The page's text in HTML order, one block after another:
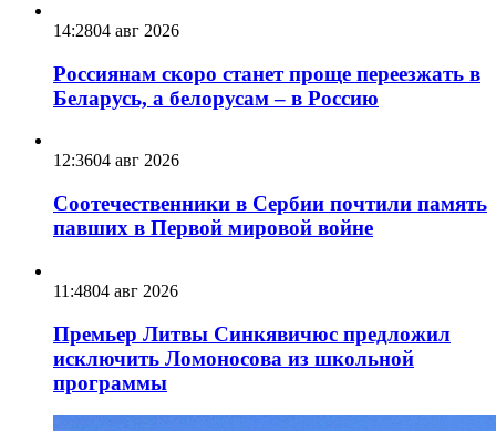
14:2804 авг 2026
Россиянам скоро станет проще переезжать в
Беларусь, а белорусам – в Россию
12:3604 авг 2026
Соотечественники в Сербии почтили память
павших в Первой мировой войне
11:4804 авг 2026
Премьер Литвы Синкявичюс предложил
исключить Ломоносова из школьной
программы